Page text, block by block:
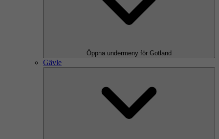
Öppna undermeny för Gotland
Gävle